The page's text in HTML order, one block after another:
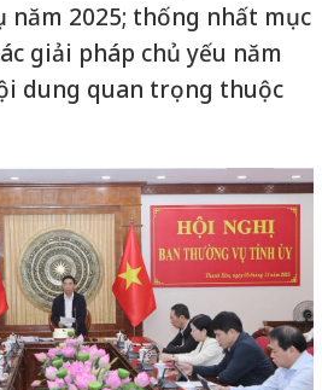
năm 2025; thống nhất mục
giải pháp chủ yếu năm
dung quan trọng thuộc